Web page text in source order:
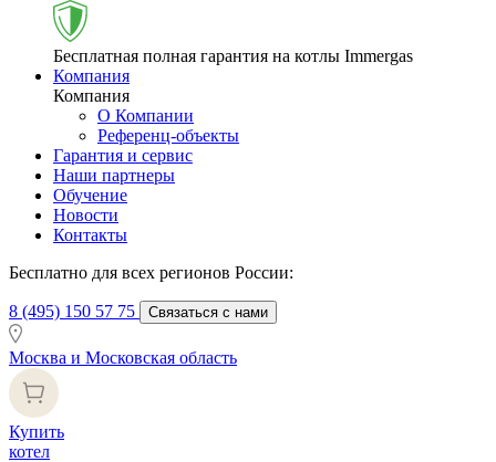
Бесплатная полная гарантия на котлы Immergas
Компания
Компания
О Компании
Референц-объекты
Гарантия и сервис
Наши партнеры
Обучение
Новости
Контакты
Бесплатно для всех регионов России:
8 (495) 150 57 75 Связаться с нами
Москва и Московская область
Купить
котел